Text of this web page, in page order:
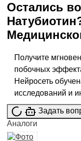
Остались
Натубиотин
Получите
побочных
Нейросеть
исследований и
Задать
Аналоги